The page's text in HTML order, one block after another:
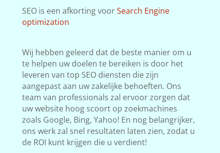
SEO is een afkorting voorSearch Engine
optimization
Wij hebben geleerd dat de beste manier om u
te helpen uw doelen te bereiken is door het
leveren van top SEO diensten die zijn
aangepast aan uw zakelijke behoeften. Ons
team van professionals zal ervoor zorgen dat
uw website hoog scoort op zoekmachines
zoals Google, Bing, Yahoo! En nog belangrijker,
ons werk zal snel resultaten laten zien, zodat u
de ROI kunt krijgen die u verdient!